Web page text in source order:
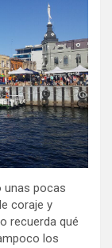
unas pocas
coraje y
recuerda qué
los